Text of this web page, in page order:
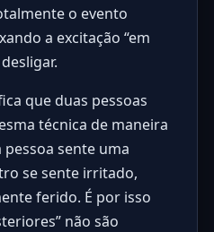
o evento
a excitação “em
que duas pessoas
técnica de maneira
sente uma
se sente irritado,
ferido. É por isso
não são